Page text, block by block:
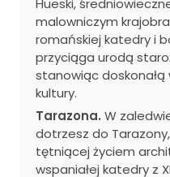
Hueski,
malowniczym
romańskiej katedry i
przyciąga urodą
stanowiąc doskonałą
kultury.
Tarazona. W
dotrzesz do
tętniącej życiem
wspaniałej katedry z